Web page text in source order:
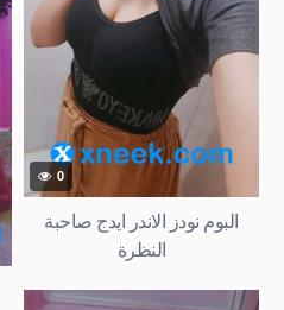
0
البوم نودز الاندر ايدج صاحبة
النظرة